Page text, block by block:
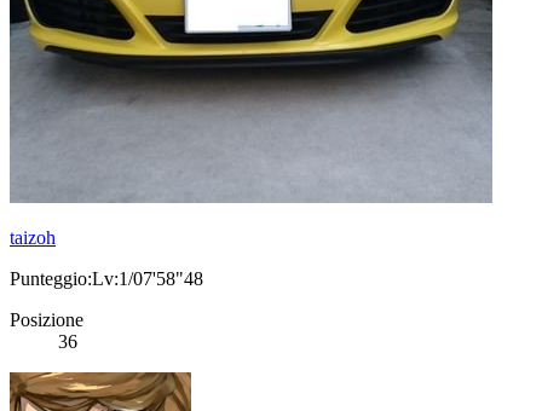
taizoh
Punteggio:Lv:1/07'58"48
Posizione
36